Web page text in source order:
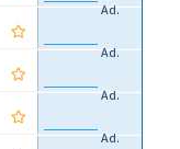
Ad.
Ad.
Ad.
Ad.